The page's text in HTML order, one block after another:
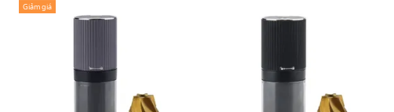
Giảm giá